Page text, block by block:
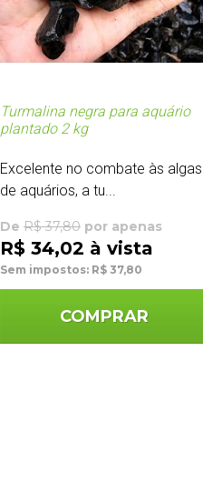
Turmalina negra para aquário
plantado 2 kg
Excelente no combate às algas
de aquários, a tu...
De R$ 37,80por apenas
R$ 34,02 à vista
Sem impostos: R$ 37,80
COMPRAR